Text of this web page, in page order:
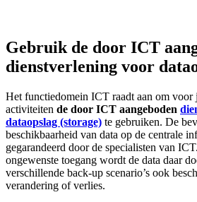
Gebruik de door ICT
dienstverlening voor
Het functiedomein ICT raadt aan om voor
activiteiten de door ICT aangeboden
dataopslag (storage) te gebruiken. De
beschikbaarheid van data op de centrale
gegarandeerd door de specialisten van
ongewenste toegang wordt de data daar
verschillende back-up scenario’s ook
verandering of verlies.